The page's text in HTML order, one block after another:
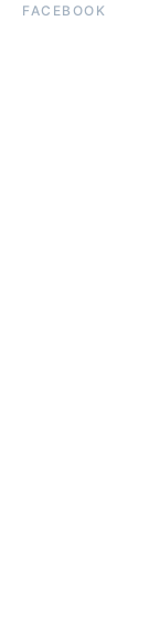
FACEBOOK